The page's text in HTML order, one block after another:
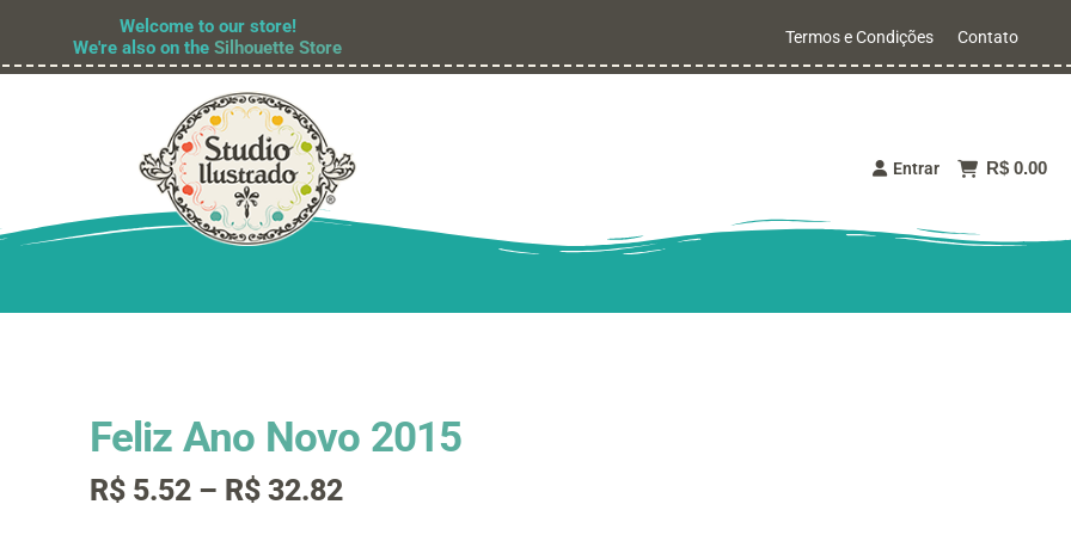
Welcome to our store!
We're also on theSilhouette Store Termos e Condições Contato
Entrar R$ 0.00
Feliz Ano Novo 2015
R$5.52 – R$32.82Faixa